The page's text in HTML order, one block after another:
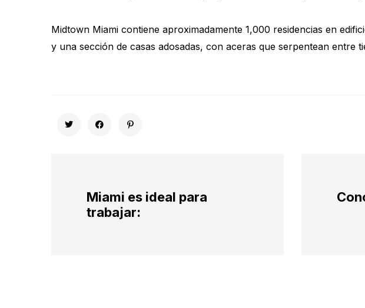
Midtown Miami contiene aproximadamente 1,000 residencias en
y una sección de casas adosadas, con aceras que serpentean entre
Miami es ideal para
trabajar: